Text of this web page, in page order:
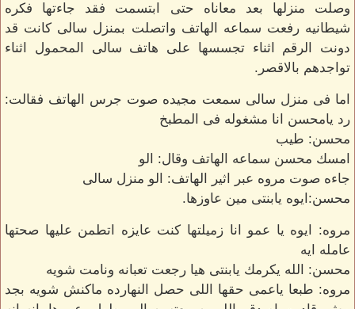
وصلت منزلها بعد معاناه حتى ابتسمت فقد جاءتها فكره
شيطانيه رفعت سماعه الهاتف واتصلت بمنزل سالى كانت قد
دونت الرقم اثناء تجسسها على هاتف سالى المحمول اثناء
تواجدهم بالاقصر.
اما فى منزل سالى سمعت مجيده صوت جرس الهاتف فقالت:
رد يامحسن انا مشغوله فى المطبخ
محسن: طيب
امسك محسن سماعه الهاتف وقال: الو
جاءه صوت مروه عبر اثير الهاتف: الو منزل سالى
محسن:ايوه يابنتى مين عاوزها.
مروه: ايوه يا عمو انا زميلتها كنت عايزه اتطمن عليها صحتها
عامله ايه
محسن: الله يكرمك يابنتى هيا رجعت تعبانه ونامت شويه
مروه: طبعا ياعمى حقها اللى حصل النهارده ماكنش شويه بجد